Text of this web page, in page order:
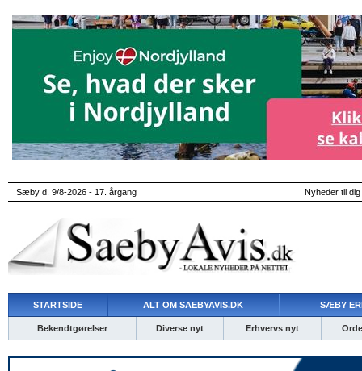
Sæby d. 9/8-2026 - 17. årgang Nyheder til
STARTSIDE ALT OM SAEBYAVIS.DK SÆBY
Bekendtgørelser Diverse nyt Erhvervs nyt